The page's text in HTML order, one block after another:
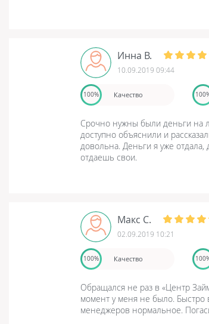
Инна В.
10.09.2019 09:44
100% Качество
Срочно нужны были деньги на
доступно объяснили и
довольна. Деньги я уже
отдаешь свои.
Макс С.
02.09.2019 10:21
100% Качество
Обращался не раз в «Центр
момент у меня не было. Быстро
менеджеров нормальное.